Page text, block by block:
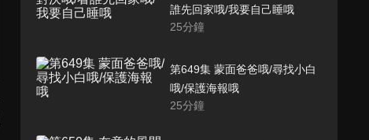
誰先回家哦/我要自己睡哦
25分鐘
第649集 蒙面爸爸哦/尋找小白
哦/保護海報哦
25分鐘